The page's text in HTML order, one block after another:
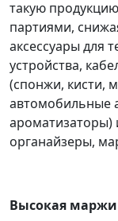
такую
партиями,
аксессуары для
устройства,
(спонжи, кисти,
автомобильные
ароматизаторы)
органайзеры,
Высокая